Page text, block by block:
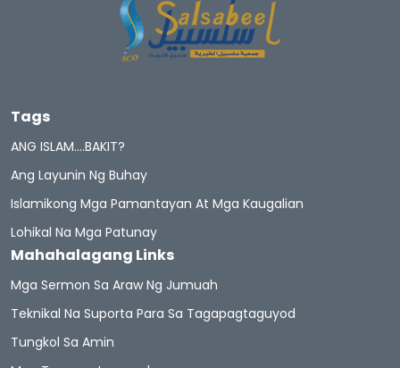
Tags
ANG ISLAM….BAKIT?
Ang Layunin Ng Buhay
Islamikong Mga Pamantayan At Mga Kaugalian
Lohikal Na Mga Patunay
Mahahalagang Links
Mga Sermon Sa Araw Ng Jumuah
Teknikal Na Suporta Para Sa Tagapagtaguyod
Tungkol Sa Amin